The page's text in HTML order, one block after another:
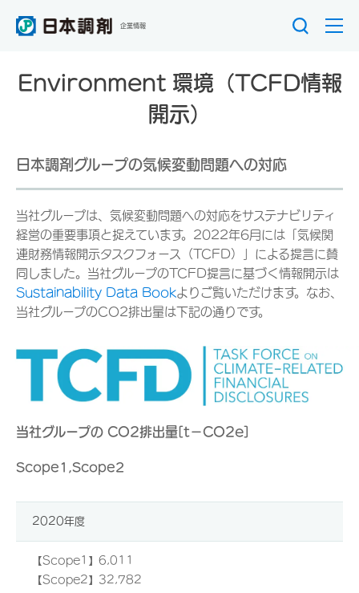
企業情報
Environment 環境（TCFD情報
開示）
日本調剤グループの気候変動問題への対応
当社グループは、気候変動問題への対応をサステナビリティ
経営の重要事項と捉えています。2022年6月には「気候関
連財務情報開示タスクフォース（TCFD）」による提言に賛
同しました。当社グループのTCFD提言に基づく情報開示は
Sustainability Data Bookよりご覧いただけます。なお、
当社グループのCO2排出量は下記の通りです。
当社グループの CO2排出量[t−CO2e]
Scope1,Scope2
2020年度
【Scope1】6,011
【Scope2】32,782